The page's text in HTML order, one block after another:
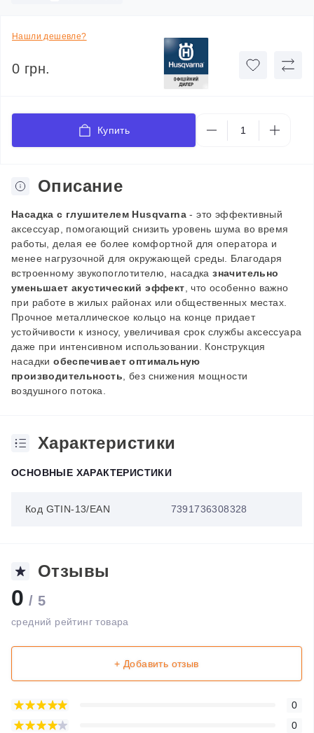
Нашли дешевле?
0 грн.
Купить
Описание
Насадка с глушителем Husqvarna - это эффективный
аксессуар, помогающий снизить уровень шума во время
работы, делая ее более комфортной для оператора и
менее нагрузочной для окружающей среды. Благодаря
встроенному звукопоглотителю, насадказначительно
уменьшает акустический эффект , что особенно важно
при работе в жилых районах или общественных местах.
Прочное металлическое кольцо на конце придает
устойчивости к износу, увеличивая срок службы аксессуара
даже при интенсивном использовании. Конструкция
насадкиобеспечивает оптимальную
производительность
без снижения мощности
воздушного потока.
Характеристики
ОСНОВНЫЕ ХАРАКТЕРИСТИКИ
Код GTIN-13/EAN 7391736308328
Отзывы
0 / 5
средний рейтинг товара
+ Добавить отзыв
0
0